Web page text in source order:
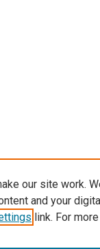
our site work.
and your
link. For